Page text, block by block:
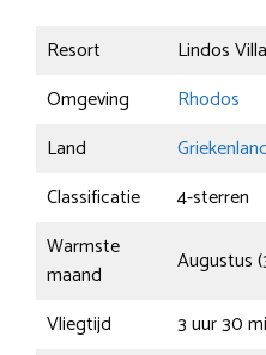
Resort
Lindos
Omgeving
Rhodos
Land
Classificatie
4-sterren
Warmste
maand
Augustus
Vliegtijd
3 uur 30